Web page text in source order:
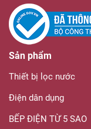
Sản phẩm
Thiết bị lọc nước
Điện dân dụng
BẾP ĐIỆN TỪ 5 SAO